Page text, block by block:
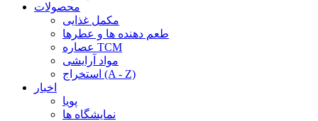
محصولات
مکمل غذایی
طعم دهنده ها و عطرها
عصاره TCM
مواد آرایشی
استخراج (A - Z)
اخبار
پویا
نمایشگاه ها